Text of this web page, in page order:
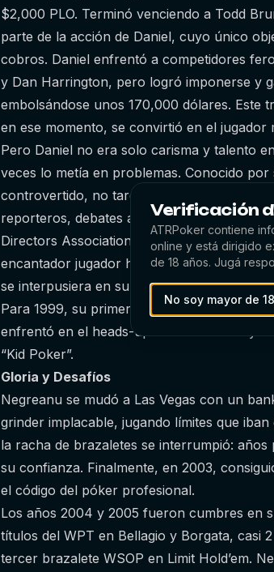
$2,000 PLO. Terminó venciendo a Todd
parte de la acción de Daniel, cuyo único
cobros. Daniel enfrentó a competidores
y Dan Harrington, pero logró imponerse y
embolsándose unos 170,000 dólares. Este
en ese momento, se convirtió en el jugador
Pero Daniel no era solo carisma y talento
veces lo metía en problemas. Conocido
controvertido, no tardó en protagonizar
reporteros, debates acalorados con
Directors Association y polémicas en
encantador jugador había un hombre
se interpusiera en su camino.
Para 1999, su primer evento televisado, el
enfrentó en el heads-up a John Bonetti y
“Kid Poker”.
Gloria y Desafíos
Negreanu se mudó a Las Vegas con un
grinder implacable, jugando límites que
la racha de brazaletes se interrumpió:
su confianza. Finalmente, en 2003,
el código del póker profesional.
Los años 2004 y 2005 fueron cumbres en
títulos del WPT en Bellagio y Borgata, casi
tercer brazalete WSOP en Limit Hold’em.
Verificación
ATRPoker contiene
online y está dirigido
de 18 años. Jugá
No soy mayor de 18